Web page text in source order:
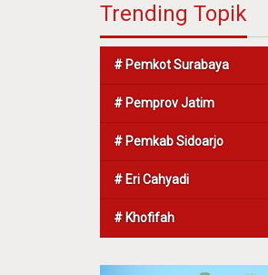
Trending Topik
# Pemkot Surabaya
# Pemprov Jatim
# Pemkab Sidoarjo
# Eri Cahyadi
# Khofifah